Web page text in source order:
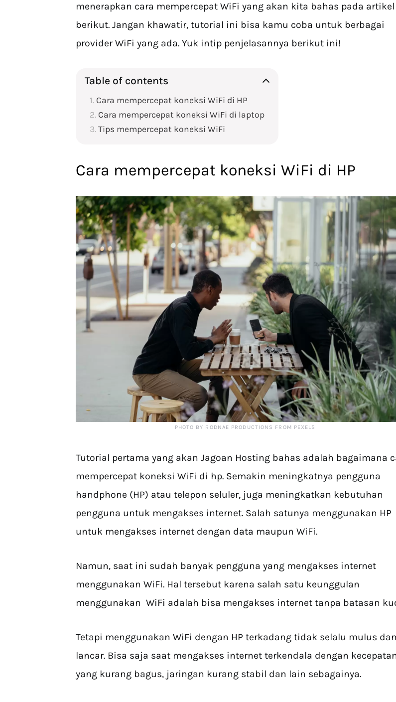
menerapkan cara mempercepat WiFi yang akan kita bahas pada artikel
berikut. Jangan khawatir, tutorial ini bisa kamu coba untuk berbagai
provider WiFi yang ada. Yuk intip penjelasannya berikut ini!
Table of contents
Cara mempercepat koneksi WiFi di HP
Cara mempercepat koneksi WiFi di laptop
Tips mempercepat koneksi WiFi
Cara mempercepat koneksi WiFi di HP
PHOTO BY RODNAE PRODUCTIONS FROM PEXELS
Tutorial pertama yang akan Jagoan Hosting bahas adalah bagaimana
mempercepat koneksi WiFi di hp. Semakin meningkatnya pengguna
handphone (HP) atau telepon seluler, juga meningkatkan kebutuhan
pengguna untuk mengakses internet. Salah satunya menggunakan HP
untuk mengakses internet dengan data maupun WiFi.
Namun, saat ini sudah banyak pengguna yang mengakses internet
menggunakan WiFi. Hal tersebut karena salah satu keunggulan
menggunakan WiFi adalah bisa mengakses internet tanpa batasan
Tetapi menggunakan WiFi dengan HP terkadang tidak selalu mulus dan
lancar. Bisa saja saat mengakses internet terkendala dengan kecepatan
yang kurang bagus, jaringan kurang stabil dan lain sebagainya.